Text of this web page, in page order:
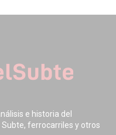
e historia del
ferrocarriles y otros